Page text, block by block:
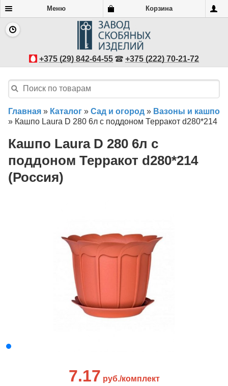
Меню Корзина
+375 (29) 842-64-55 +375 (222) 70-21-72
Главная » Каталог » Сад и огород » Вазоны и кашпо
» Кашпо Laura D 280 6л с поддоном Терракот d280*214
Кашпо Laura D 280 6л с
поддоном Терракот d280*214
(Россия)
7.17 руб./комплект